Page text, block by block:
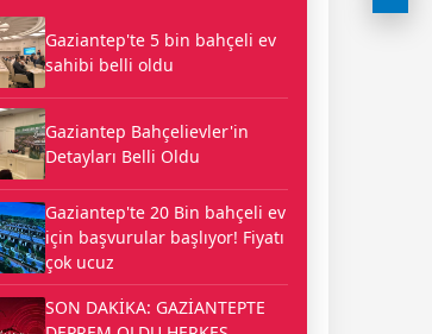
Gaziantep'te 5 bin bahçeli ev
sahibi belli oldu
Gaziantep Bahçelievler'in
Detayları Belli Oldu
Gaziantep'te 20 Bin bahçeli ev
için başvurular başlıyor! Fiyatı
çok ucuz
SON DAKİKA: GAZİANTEPTE